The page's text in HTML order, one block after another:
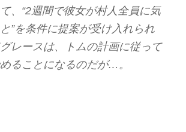
、“2週間で彼女が村人全員に気
”を条件に提案が受け入れられ
レースは、トムの計画に従って
ることになるのだが…。